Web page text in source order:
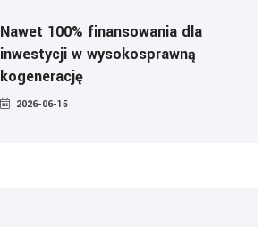
Nawet 100% finansowania dla
inwestycji w wysokosprawną
kogenerację
2026-06-15